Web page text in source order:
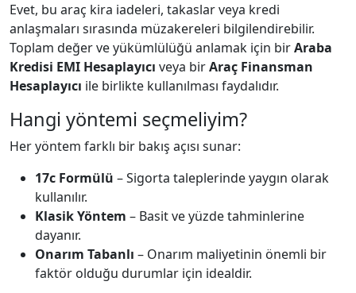
Evet, bu araç kira iadeleri, takaslar veya kredi
anlaşmaları sırasında müzakereleri bilgilendirebilir.
Toplam değer ve yükümlülüğü anlamak için birAraba
Kredisi EMI Hesaplayıcı veya birAraç Finansman
Hesaplayıcı ile birlikte kullanılması faydalıdır.
Hangi yöntemi seçmeliyim?
Her yöntem farklı bir bakış açısı sunar:
17c Formülü – Sigorta taleplerinde yaygın olarak
kullanılır.
Klasik Yöntem – Basit ve yüzde tahminlerine
dayanır.
Onarım Tabanlı – Onarım maliyetinin önemli bir
faktör olduğu durumlar için idealdir.